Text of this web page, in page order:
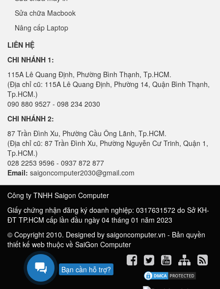
Sửa chữa Macbook
Nâng cấp Laptop
LIÊN HỆ
CHI NHÁNH 1:
115A Lê Quang Định, Phường Bình Thạnh, Tp.HCM.
(Địa chỉ cũ: 115A Lê Quang Định, Phường 14, Quận Bình Thạnh,
Tp.HCM.)
090 880 9527 - 098 234 2030
CHI NHÁNH 2:
87 Trần Đình Xu, Phường Cầu Ông Lãnh, Tp.HCM.
(Địa chỉ cũ: 87 Trần Đình Xu, Phường Nguyễn Cư Trinh, Quận 1,
Tp.HCM.)
028 2253 9596 - 0937 872 877
Email: saigoncomputer2030@gmail.com
Công ty TNHH Saigon Computer
Giấy chứng nhận đăng ký doanh nghiệp: 0317631572 do Sở KH-
ĐT TP.HCM cấp lần đầu ngày 04 tháng 01 năm 2023
© Copyright 2010. Designed by saigoncomputer.vn - Bản quyền
thiết kế web thuộc về SaiGon Computer
Bạn cần hỗ trợ?